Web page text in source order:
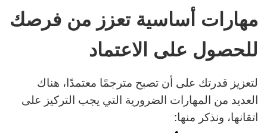
مهارات أساسية تعزز من فرصك
للحصول على الاعتماد
لتعزيز قدرتك على أن تصبح مترجمًا معتمدًا، هناك
العديد من المهارات الضرورية التي يجب التركيز على
اتقانها، ونذكر منها: